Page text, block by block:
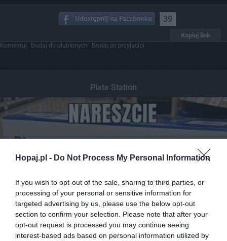
Hopaj.pl - Do Not Process My Personal Information
If you wish to opt-out of the sale, sharing to third parties, or
processing of your personal or sensitive information for
targeted advertising by us, please use the below opt-out
section to confirm your selection. Please note that after your
opt-out request is processed you may continue seeing
interest-based ads based on personal information utilized by
39
Kopiuj link
Komentuj Dodaj do ulubionych Dodaj do przyjaciół
Plate Station